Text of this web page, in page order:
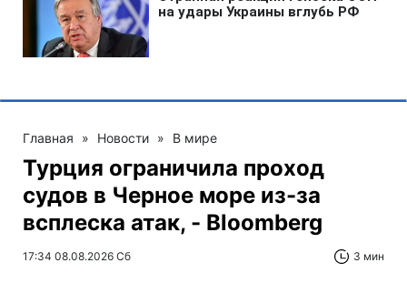
Главная » Новости » В мире
Турция ограничила проход
судов в Черное море из-за
всплеска атак, - Bloomberg
17:34 08.08.2026 Сб 3 мин